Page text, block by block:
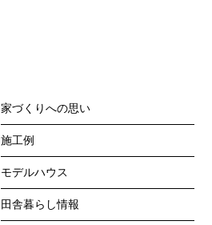
家づくりへの思い
施工例
モデルハウス
田舎暮らし情報